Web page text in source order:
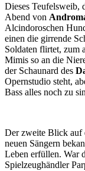
Dieses Teufelsweib,
Abend von
Alcindoroschen
einen die girrende
Soldaten flirtet, zum
Mimis so an die
der Schaunard des
Opernstudio steht,
Bass alles noch zu
Der zweite Blick auf
neuen Sängern
Leben erfüllen. War
Spielzeughändler